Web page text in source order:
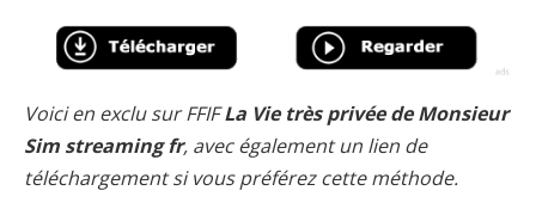
Voici en exclu sur FFIFLa Vie très privée de Monsieur
Sim streaming fr, avec également un lien de
téléchargement si vous préférez cette méthode.